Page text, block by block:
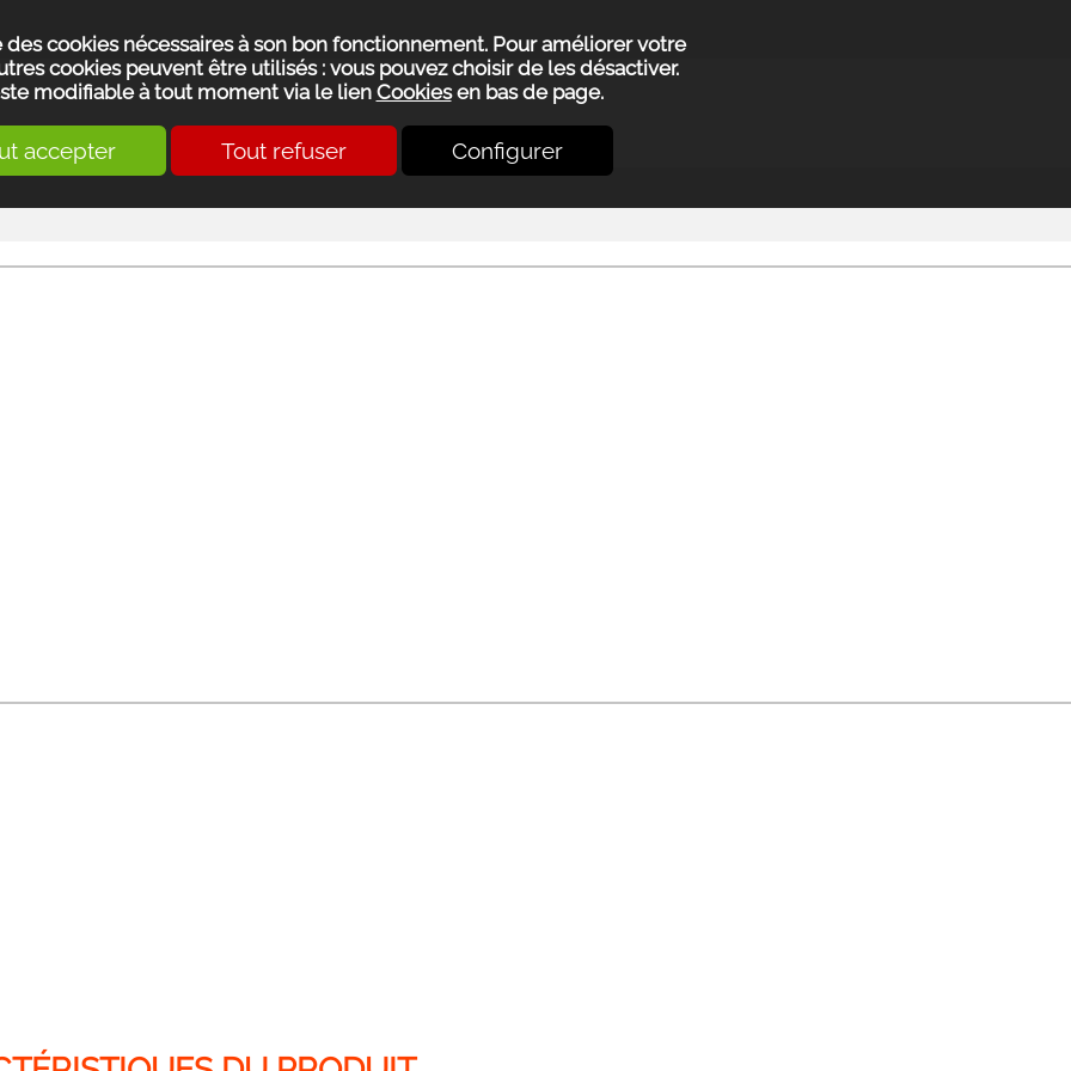
cookies nécessaires à son bon fonctionnement. Pour améliorer votre
cookies peuvent être utilisés : vous pouvez choisir de les désactiver.
modifiable à tout moment via le lien Cookiesen bas de page.
accepter Tout refuser Configurer